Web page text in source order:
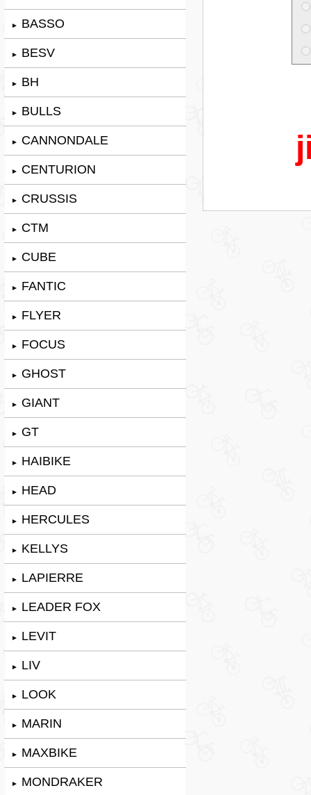
► BASSO
► BESV
► BH
► BULLS
► CANNONDALE
► CENTURION
► CRUSSIS
► CTM
► CUBE
► FANTIC
► FLYER
► FOCUS
► GHOST
► GIANT
► GT
► HAIBIKE
► HEAD
► HERCULES
► KELLYS
► LAPIERRE
► LEADER FOX
► LEVIT
► LIV
► LOOK
► MARIN
► MAXBIKE
► MONDRAKER